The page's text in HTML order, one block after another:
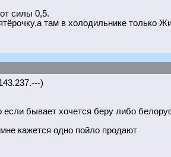
силы 0,5.
там в холодильнике только
)
если бывает хочется беру либо
кажется одно пойло продают